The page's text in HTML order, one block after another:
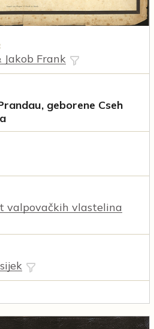
Frank
geborene Cseh
valpovačkih vlastelina